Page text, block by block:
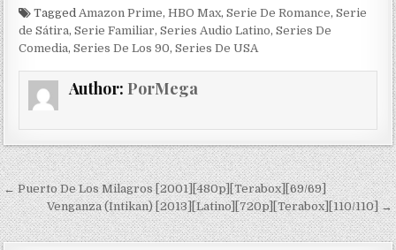
Tagged Amazon Prime,HBO Max,Serie De Romance,Serie
de Sátira,Serie Familiar,Series Audio Latino,Series De
Comedia,Series De Los 90,Series De USA
Author: PorMega
Navegación de entradas
← Puerto De Los Milagros [2001][480p][Terabox][69/69]
Venganza (Intikan) [2013][Latino][720p][Terabox][110/110] →